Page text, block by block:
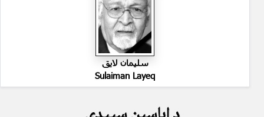
سليمان لايق
Sulaiman Layeq